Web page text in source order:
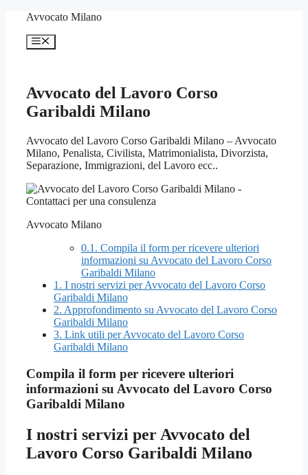
contenuto
Avvocato Milano
Menu
Avvocato del Lavoro Corso
Garibaldi Milano
Avvocato del Lavoro Corso Garibaldi Milano – Avvocato
Milano, Penalista, Civilista, Matrimonialista, Divorzista,
Separazione, Immigrazioni, del Lavoro ecc..
Avvocato Milano
0.1. Compila il form per ricevere ulteriori
informazioni su Avvocato del Lavoro Corso
Garibaldi Milano
1. I nostri servizi per Avvocato del Lavoro Corso
Garibaldi Milano
2. Approfondimento su Avvocato del Lavoro Corso
Garibaldi Milano
3. Link utili per Avvocato del Lavoro Corso
Garibaldi Milano
Compila il form per ricevere ulteriori
informazioni su Avvocato del Lavoro Corso
Garibaldi Milano
I nostri servizi per Avvocato del
Lavoro Corso Garibaldi Milano